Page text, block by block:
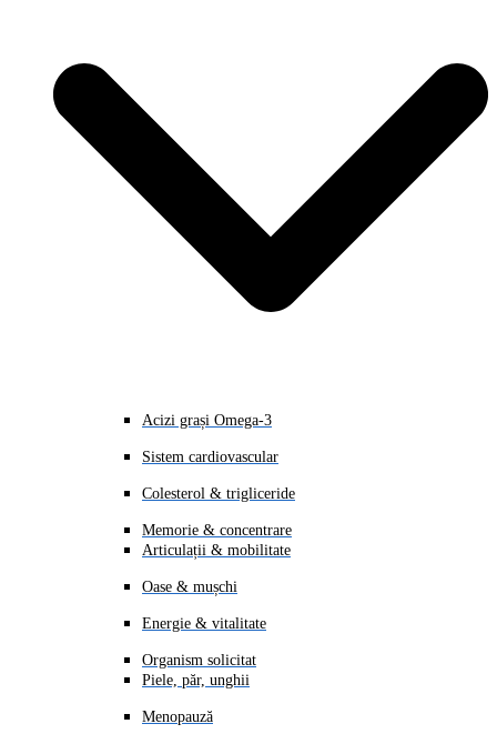
Acizi grași Omega-3
Sistem cardiovascular
Colesterol & trigliceride
Memorie & concentrare
Articulații & mobilitate
Oase & mușchi
Energie & vitalitate
Organism solicitat
Piele, păr, unghii
Menopauză